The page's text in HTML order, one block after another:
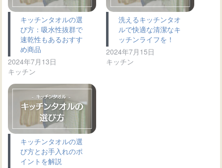
キッチンタオルの選
び方：吸水性抜群で
速乾性もあるおすす
め商品
2024年7月13日
キッチン
洗えるキッチンタオ
ルで快適な清潔なキ
ッチンライフを！
2024年7月15日
キッチン
キッチンタオルの選
び方とお手入れのポ
イントを解説